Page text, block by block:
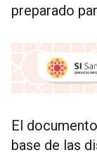
preparado
El
base de las